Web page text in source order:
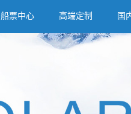
船票中心 高端定制 国